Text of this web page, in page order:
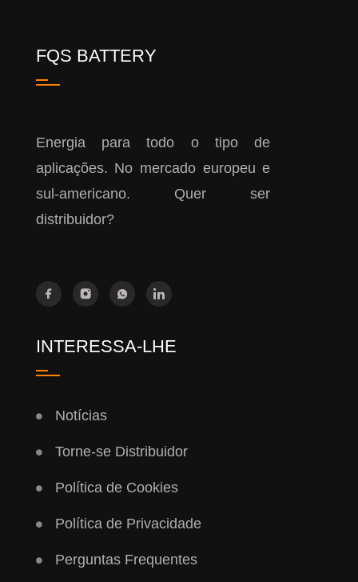
FQS BATTERY
Energia para todo o tipo de
aplicações. No mercado europeu e
sul-americano. Quer ser
distribuidor?
INTERESSA-LHE
Notícias
Torne-se Distribuidor
Política de Cookies
Política de Privacidade
Perguntas Frequentes